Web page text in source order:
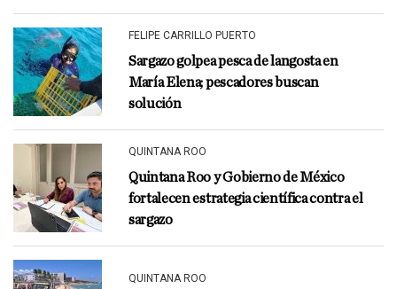
FELIPE CARRILLO PUERTO
Sargazo golpea pesca de langosta en
María Elena; pescadores buscan
solución
QUINTANA ROO
Quintana Roo y Gobierno de México
fortalecen estrategia científica contra el
sargazo
QUINTANA ROO